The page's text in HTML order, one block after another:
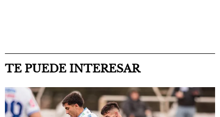
TE PUEDE INTERESAR